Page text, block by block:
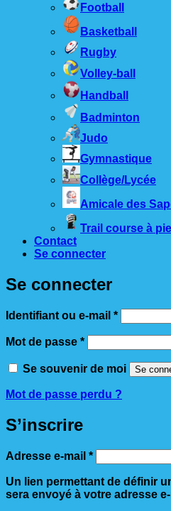
Football
Basketball
Rugby
Volley-ball
Handball
Badminton
Judo
Gymnastique
Collège/Lycée
Amicale des
Trail course à
Contact
Se connecter
Se connecter
Identifiant ou e-mail *Obligatoire
Mot de passe *Obligatoire
Se souvenir de moi Se
Mot de passe perdu ?
S’inscrire
Adresse e-mail *Obligatoire
Un lien permettant de définir
sera envoyé à votre adresse